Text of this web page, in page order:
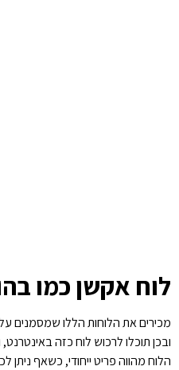
לוח אקשן כמו
מכירים את הלוחות הללו שמסמנים
ובכן תוכלו לרכוש לוח כזה באינטרנט,
הלוח מהווה פריט ייחודי, כשאף ניתן